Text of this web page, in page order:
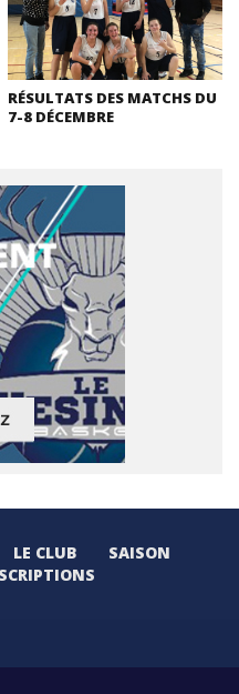
RÉSULTATS DES MATCHS DU
7-8 DÉCEMBRE
LE CLUB
SAISON